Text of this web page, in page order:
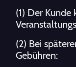
(1) Der Kunde
(2) Bei
Gebühren: